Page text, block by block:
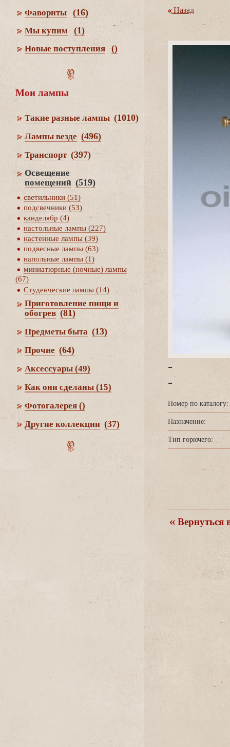
Фавориты (16)
Мы купим (1)
Новые поступления ()
Мои лампы
Такие разные лампы (1010)
Лампы везде (496)
Транспорт (397)
Освещение
помещений (519)
светильники (51)
подсвечники (53)
канделябр (4)
настольные лампы (227)
настенные лампы (39)
подвесные лампы (63)
напольные лампы (1)
миниатюрные (ночные) лампы
(67)
Студенческие лампы (14)
Приготовление пищи и
обогре (81)
Предметы быта (13)
Прочие (64)
Аксессуары (49)
Как они сделаны (15)
Фотогалерея ()
Другие коллекции (37)
Назад
-
-
Номер по каталогу:
Назначение:
Тип горючего:
ернуться